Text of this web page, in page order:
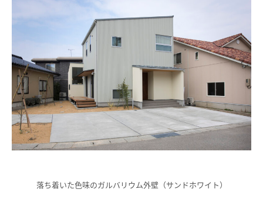
落ち着いた色味のガルバリウム外壁（サンドホワイト）